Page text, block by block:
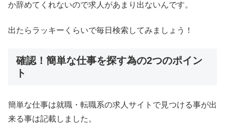
か辞めてくれないので求人があまり出ないんです。
出たらラッキーくらいで毎日検索してみましょう！
確認！簡単な仕事を探す為の2つのポイン
ト
簡単な仕事は就職・転職系の求人サイトで見つける事が出
来る事は記載しました。